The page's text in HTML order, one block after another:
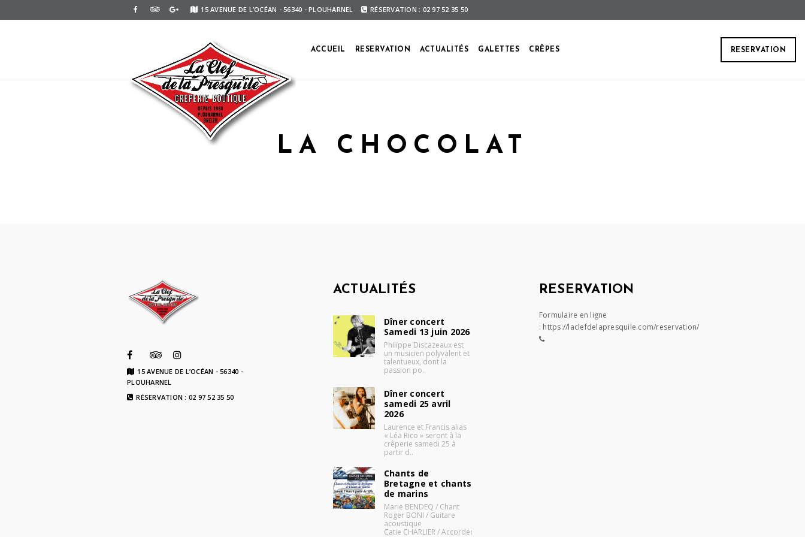
15 AVENUE DE L’OCÉAN - 56340 - PLOUHARNEL RÉSERVATION : 02 97 52 35 50
RESERVATION
ACCUEIL RESERVATION ACTUALITÉS GALETTES CRÊPES
LA CHOCOLAT
15 AVENUE DE L’OCÉAN - 56340 -
PLOUHARNEL
RÉSERVATION : 02 97 52 35 50
ACTUALITÉS
Dîner concert
Samedi 13 juin 2026
Philippe Discazeaux est
un musicien polyvalent et
talentueux, dont la
passion po..
Dîner concert
samedi 25 avril
2026
Laurence et Francis alias
« Léa Rico » seront à la
crêperie samedi 25 à
partir d..
Chants de
Bretagne et chants
de marins
Marie BENDEQ / Chant
Roger BONI / Guitare
acoustique
Catie CHARLIER / Accordéo..
RESERVATION
Formulaire en ligne
: https://laclefdelapresquile.com/reservation/